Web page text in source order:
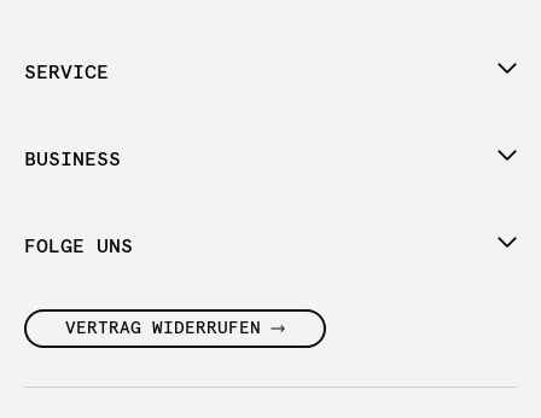
SERVICE
BUSINESS
FOLGE UNS
VERTRAG WIDERRUFEN